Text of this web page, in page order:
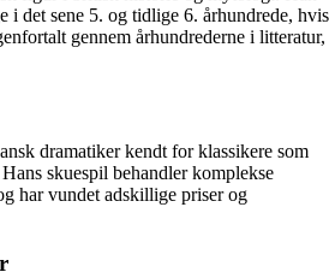
i det sene 5. og tidlige 6. århundrede, hvis
gennem århundrederne i litteratur,
dramatiker kendt for klassikere som
skuespil behandler komplekse
har vundet adskillige priser og